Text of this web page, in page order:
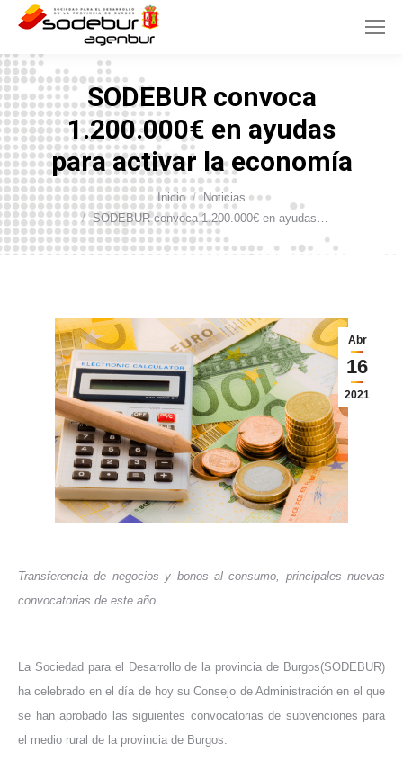
SODEBUR convoca
1.200.000€ en ayudas
para activar la economía
Estás aquí: Inicio
Noticias
SODEBUR convoca 1.200.000€ en ayudas…
Abr
16
2021
Transferencia de negocios y bonos al consumo, principales nuevas
convocatorias de este año
La Sociedad para el Desarrollo de la provincia de Burgos(SODEBUR)
ha celebrado en el día de hoy su Consejo de Administración en el que
se han aprobado las siguientes convocatorias de subvenciones para
el medio rural de la provincia de Burgos.